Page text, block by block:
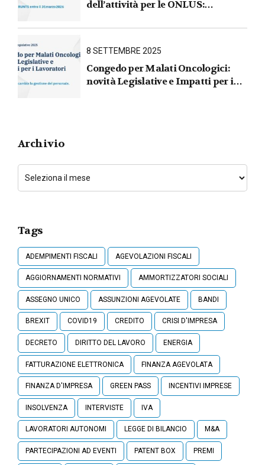
dell’attività per le ONLUS :
31 marzo 2026
8 SETTEMBRE 2025
Congedo per Malati Oncologici:
novità Legislative e Impatti per i
Archivio
Tags
ADEMPIMENTI FISCALI AGEVOLAZIONI FISCALI
AGGIORNAMENTI NORMATIVI AMMORTIZZATORI SOCIALI
ASSEGNO UNICO ASSUNZIONI AGEVOLATE BANDI
BREXIT COVID19 CREDITO CRISI D'IMPRESA
DECRETO DIRITTO DEL LAVORO ENERGIA
FATTURAZIONE ELETTRONICA FINANZA AGEVOLATA
FINANZA D'IMPRESA GREEN PASS INCENTIVI IMPRESE
INSOLVENZA INTERVISTE IVA
LAVORATORI AUTONOMI LEGGE DI BILANCIO M&A
PARTECIPAZIONI AD EVENTI PATENT BOX PREMI